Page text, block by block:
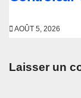
AOÛT 5, 2026
Laisser un